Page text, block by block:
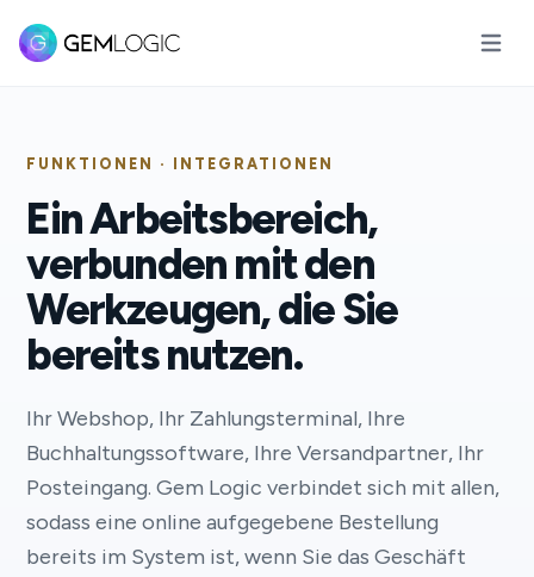
FUNKTIONEN · INTEGRATIONEN
Ein Arbeitsbereich,
verbunden mit den
Werkzeugen, die Sie
bereits nutzen.
Ihr Webshop, Ihr Zahlungsterminal, Ihre
Buchhaltungssoftware, Ihre Versandpartner, Ihr
Posteingang. Gem Logic verbindet sich mit allen,
sodass eine online aufgegebene Bestellung
bereits im System ist, wenn Sie das Geschäft